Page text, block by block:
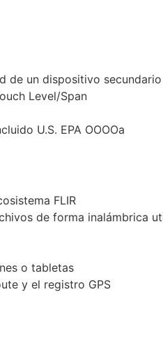
de un dispositivo secundario
Level/Span
U.S. EPA OOOOa
FLIR
de forma inalámbrica
o tabletas
y el registro GPS